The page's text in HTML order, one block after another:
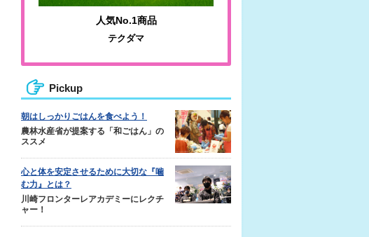
人気No.1商品
テクダマ
Pickup
朝はしっかりごはんを食べよう！
農林水産省が提案する「和ごはん」の
ススメ
心と体を安定させるために大切な『噛
む力』とは？
川崎フロンターレアカデミーにレクチ
ャー！